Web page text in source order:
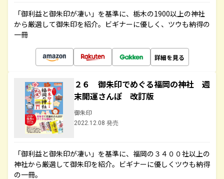
「御利益と御朱印が凄い」を基準に、栃木の1900以上の神社
から厳選して御朱印を紹介。ビギナーに優しく、ツウも納得の
一冊
詳細を見る
２６ 御朱印でめぐる福岡の神社 週
末開運さんぽ 改訂版
御朱印
2022.12.08 発売
「御利益と御朱印が凄い」を基準に、福岡の３４００社以上の
神社から厳選して御朱印を紹介。ビギナーに優しくツウも納得
の一冊。